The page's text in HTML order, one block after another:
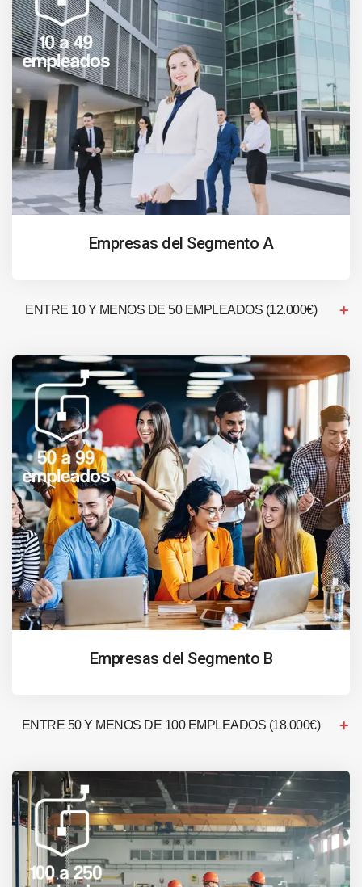
Empresas del Segmento A
ENTRE 10 Y MENOS DE 50 EMPLEADOS (12.000€)
Empresas del Segmento B
ENTRE 50 Y MENOS DE 100 EMPLEADOS (18.000€)